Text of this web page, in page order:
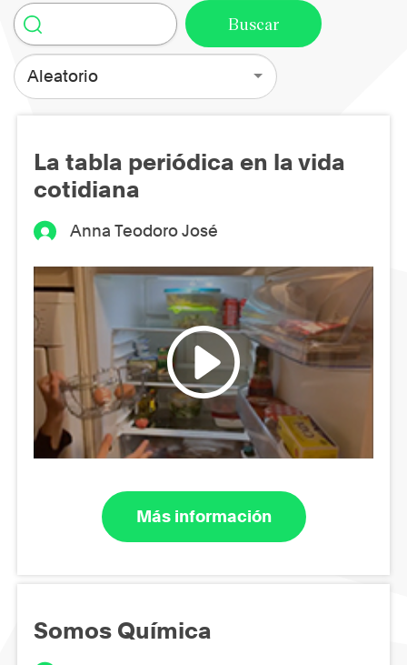
Aleatorio
La tabla periódica en la vida
cotidiana
Anna Teodoro José
Más información
Somos Química